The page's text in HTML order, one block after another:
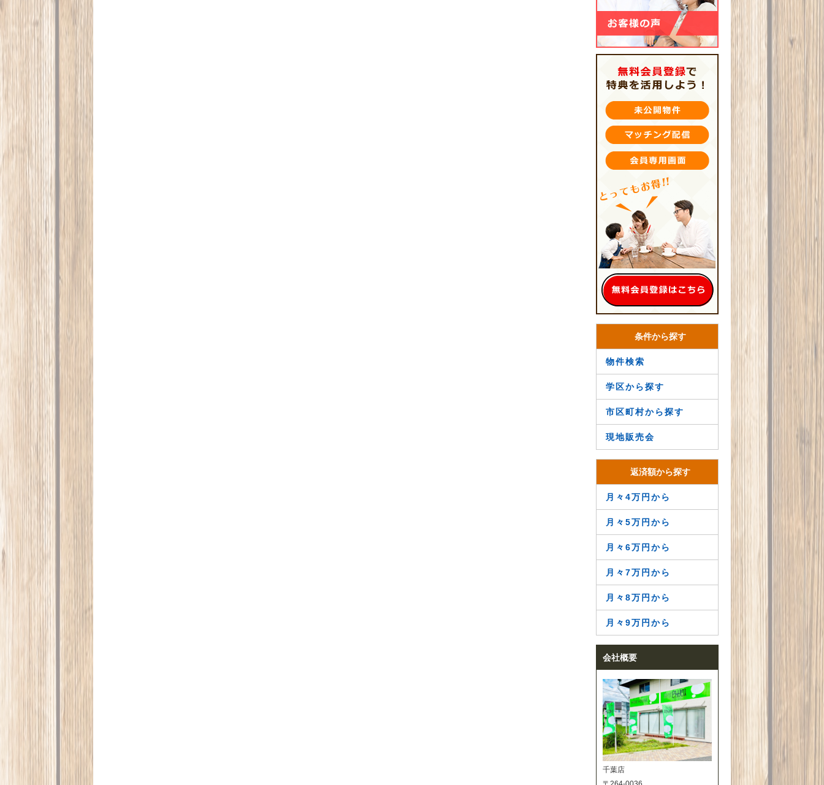
条件から探す
物件検索
学区から探す
市区町村から探す
現地販売会
返済額から探す
月々4万円から
月々5万円から
月々6万円から
月々7万円から
月々8万円から
月々9万円から
会社概要
千葉店